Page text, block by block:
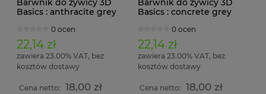
Barwnik do żywicy 3D
Basics : anthracite grey
0 ocen
22,14 zł
zawiera 23.00% VAT, bez
kosztów dostawy
Cena netto: 18,00 zł
Barwnik do żywicy 3D
Basics : concrete grey
0 ocen
22,14 zł
zawiera 23.00% VAT, bez
kosztów dostawy
Cena netto: 18,00 zł